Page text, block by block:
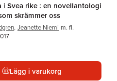
i Svea rike : en novellantologi
skrämmer oss
, Jeanette Niemi m. fl.
Lägg i varukorg